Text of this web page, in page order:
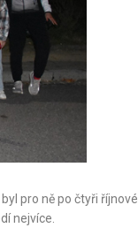
pro ně po čtyři říjnové
nejvíce.